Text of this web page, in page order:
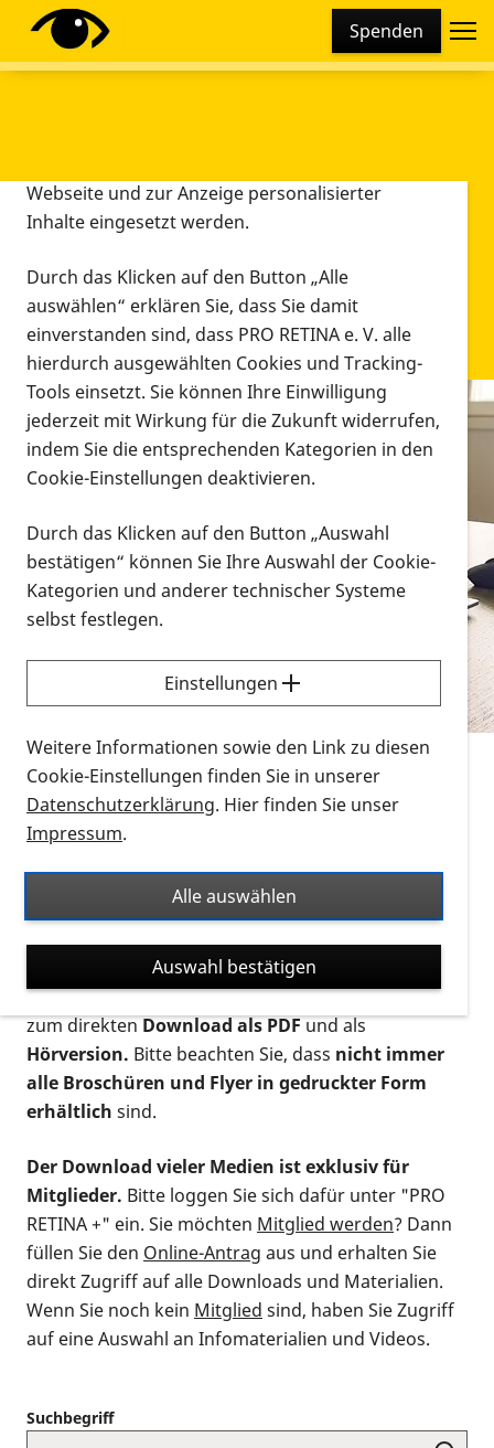
Spenden
Infomaterial
Infomaterial
Vorlesen
Alle Infomaterialien in verschiedenen
Formaten an einem Ort
Sie möchten wissen, wie Sie nach Infonmaterial
suchen und dieses bestellen bzw. herunterladen
können? Schauen Sie sich dieErklärvideos zum
Thema Infomaterial auf der PRO RETINA-Website
für blinde und sehbehinderte Menschen an.
Auf dieser Seite finden Sie sämtliches Infomaterial
Ort. Nutzen Sie den Formatfilter, um ausschließlich
nach Flyern und Broschüren, Audios oder Videos zu
suchen. Die meisten Flyer und Broschüren werden in
verschiedenen Formaten angeboten: zur
postalischen Bestellung als gedruckte Variante
zum direktenDownload als PDFund als
Hörversion. Bitte beachten Sie, dass nicht immer
alle Broschüren und Flyer in gedruckter Form
erhältlich sind.
Der Download vieler Medien ist exklusiv für
Mitglieder. Bitte loggen Sie sich dafür unter "PRO
RETINA +" ein. Sie möchten Mitglied werden? Dann
füllen Sie den Online-Antrag aus und erhalten Sie
direkt Zugriff auf alle Downloads und Materialien.
Wenn Sie noch kein Mitglied sind, haben Sie Zugriff
auf eine Auswahl an Infomaterialien und Videos.
Suchbegriff
Diese Webseite setzt verschiedene Cookies und
Tracking-Tools ein. Dies beinhaltet Cookies und
Webseite und zur Anzeige personalisierter
Inhalte eingesetzt werden.
Durch das Klicken auf den Button „Alle
auswählen“ erklären Sie, dass Sie damit
einverstanden sind, dass PRO RETINA e. V. alle
hierdurch ausgewählten Cookies und Tracking-
Tools einsetzt. Sie können Ihre Einwilligung
jederzeit mit Wirkung für die Zukunft widerrufen,
indem Sie die entsprechenden Kategorien in den
Cookie-Einstellungen deaktivieren.
Durch das Klicken auf den Button „Auswahl
bestätigen“ können Sie Ihre Auswahl der Cookie-
Kategorien und anderer technischer Systeme
selbst festlegen.
Einstellungen
Weitere Informationen sowie den Link zu diesen
Cookie-Einstellungen finden Sie in unserer
Datenschutzerklärung. Hier finden Sie unser
Impressum.
Alle auswählen
Auswahl bestätigen